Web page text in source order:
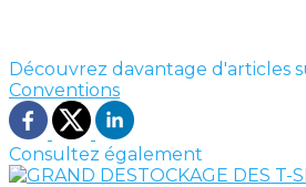
Découvrez davantage d'articles
Conventions
Consultez également